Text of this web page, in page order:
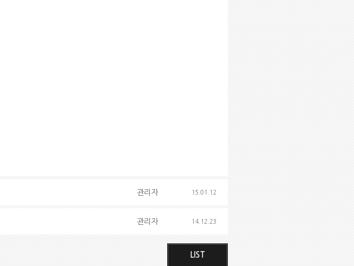
관리자 15.01.12
관리자 14.12.23
LIST